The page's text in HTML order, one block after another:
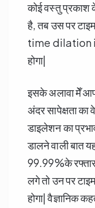
कोई वस्तु प्रकाश
है, तब उस पर
time dilation
होगा|
इसके अलावा मेँ
अंदर सापेक्षता का
डाइलेशन का
डालने वाली बात
99.99%के
लगे तो उन पर
होगा| वैज्ञानिक